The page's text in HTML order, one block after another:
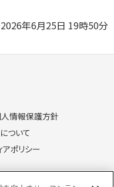
2026年6月25日 19時50分
情報保護方針
ついて
アポリシー